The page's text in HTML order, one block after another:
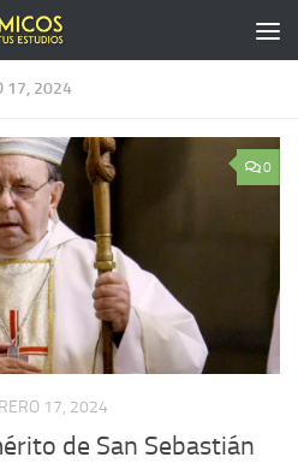
17, 2024
0
17, 2024
de San Sebastián